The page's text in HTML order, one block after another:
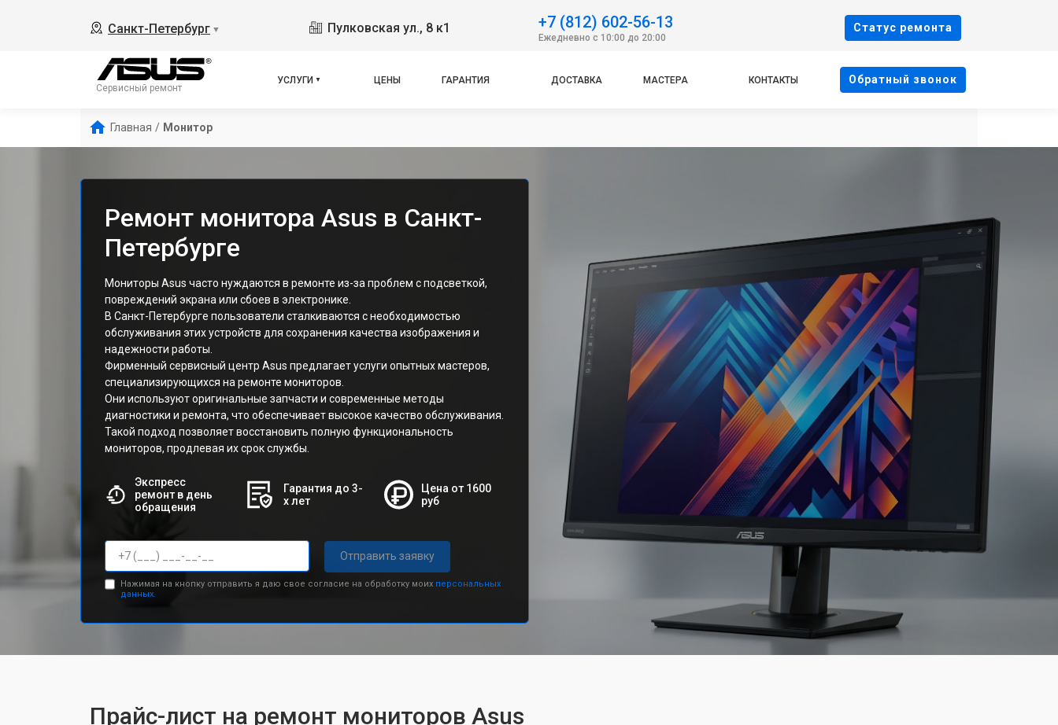
Санкт-Петербург ▼ Пулковская ул., 8 к1 +7 (812) 602-56-13
Ежедневно с 10:00 до 20:00
Cтатус ремонта
Сервисный ремонт
УСЛУГИ ЦЕНЫ ГАРАНТИЯ ДОСТАВКА МАСТЕРА КОНТАКТЫ Oбратный звонок
Главная / Монитор
Ремонт монитора Asus в Санкт-
Петербурге
Мониторы Asus часто нуждаются в ремонте из-за проблем с подсветкой,
повреждений экрана или сбоев в электронике.
В Санкт-Петербурге пользователи сталкиваются с необходимостью
обслуживания этих устройств для сохранения качества изображения и
надежности работы.
Фирменный сервисный центр Asus предлагает услуги опытных мастеров,
специализирующихся на ремонте мониторов.
Они используют оригинальные запчасти и современные методы
диагностики и ремонта, что обеспечивает высокое качество обслуживания.
Такой подход позволяет восстановить полную функциональность
мониторов, продлевая их срок службы.
Экспресс
ремонт в день
обращения
Гарантия до 3-
х лет
Цена от 1600
руб
Отправить заявку
Нажимая на кнопку отправить я даю свое согласие на обработку моих персональных
данных.
Прайс-лист на ремонт мониторов Asus